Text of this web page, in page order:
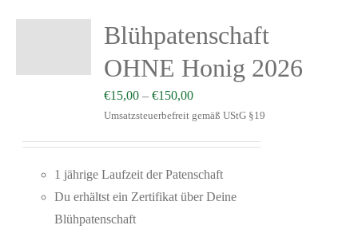
Blühpatenschaft
OHNE Honig 2026
€15,00 –€150,00
Umsatzsteuerbefreit gemäß UStG §19
1 jährige Laufzeit der Patenschaft
Du erhältst ein Zertifikat über Deine
Blühpatenschaft